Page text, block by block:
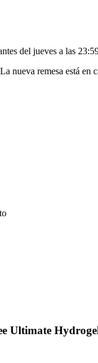
del jueves a las
nueva remesa está
Ultimate